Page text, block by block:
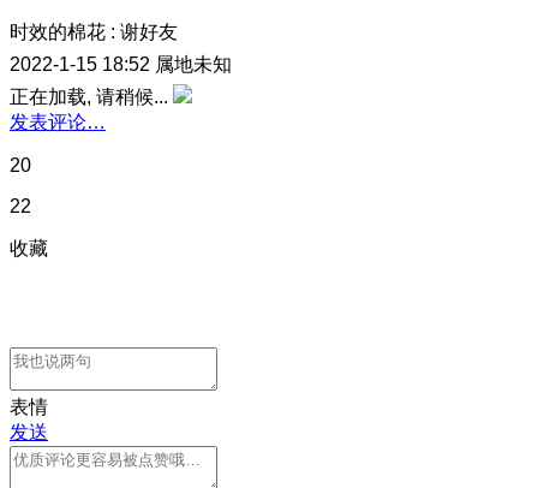
时效的棉花 : 谢好友
2022-1-15 18:52 属地未知
正在加载, 请稍候...
发表评论…
20
22
收藏
表情
发送